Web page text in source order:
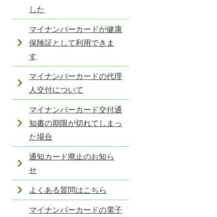
した
マイナンバーカードが健康
保険証として利用できま
す
マイナンバーカードの代理
人交付について
マイナンバーカード交付通
知書の期限が切れてしまっ
た場合
通知カード廃止のお知ら
せ
よくある質問はこちら
マイナンバーカードの電子